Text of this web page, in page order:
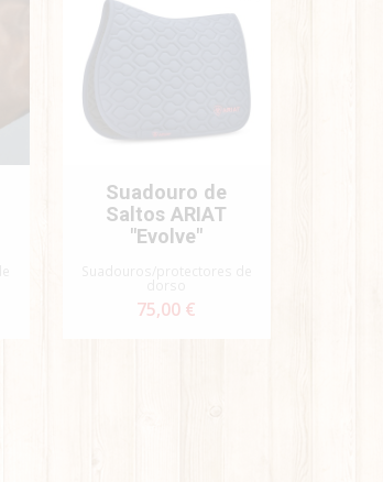
Suadouro de
Saltos ARIAT
"Evolve"
75,00 €